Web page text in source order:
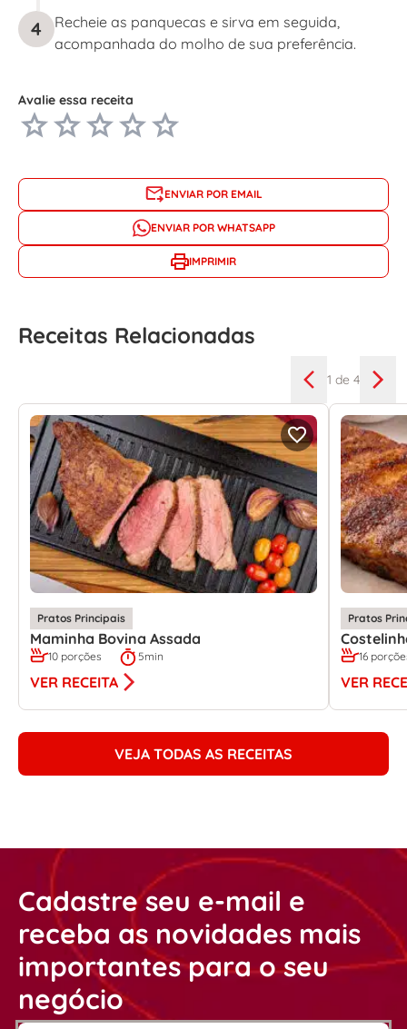
4
Recheie as panquecas e sirva em seguida,
acompanhada do molho de sua preferência.
Avalie essa receita
ENVIAR POR EMAIL
ENVIAR POR WHATSAPP
IMPRIMIR
Receitas Relacionadas
1 de 4
Pratos Principais
Maminha Bovina Assada
10 porções 5min
VER RECEITA
Pratos
16
VER
VEJA TODAS AS RECEITAS
Cadastre seu e-mail e
receba as novidades mais
importantes para o seu
negócio